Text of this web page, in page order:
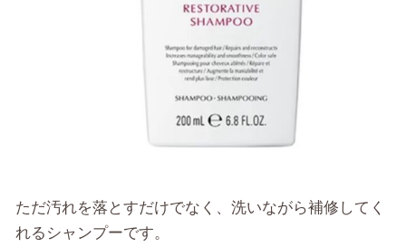
ただ汚れを落とすだけでなく、洗いながら補修してく
れるシャンプーです。